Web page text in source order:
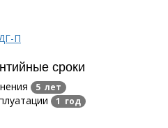
П
сроки
5 лет
1 год